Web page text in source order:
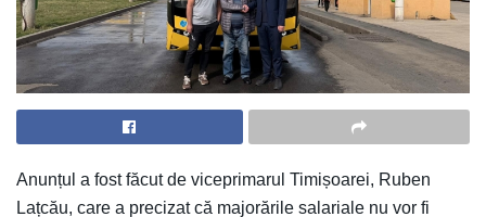
Anunțul a fost făcut de viceprimarul Timișoarei, Ruben
Lațcău, care a precizat că majorările salariale nu vor fi